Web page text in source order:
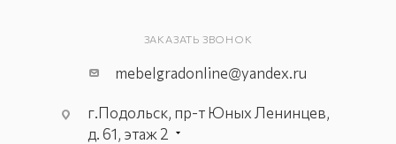
ЗАКАЗАТЬ ЗВОНОК
mebelgradonline@yandex.ru
г.Подольск, пр-т Юных Ленинцев,
д. 61, этаж 2